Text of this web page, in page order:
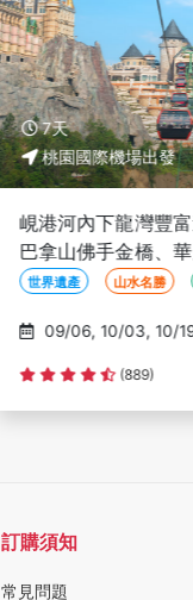
7天
桃園國際機場出發
峴港河內下龍灣豐
巴拿山佛手金橋、
輕舟秘境、全程五
世界遺產 山水名勝
(889)
訂購須知
常見問題